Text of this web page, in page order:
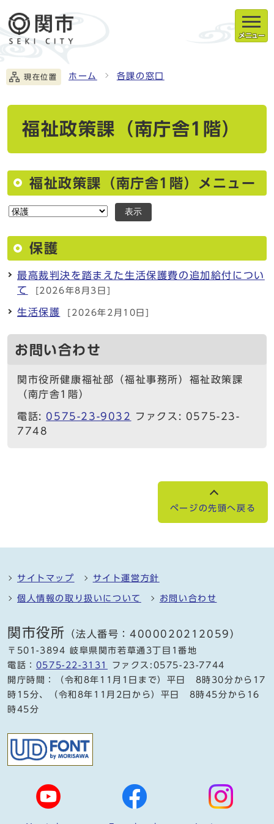
メニュー
現在位置 ホーム 各課の窓口
福祉政策課（南庁舎1階）
福祉政策課（南庁舎1階）メニュー
表示
保護
最高裁判決を踏まえた生活保護費の追加給付につい
て
[2026年8月3日]
生活保護 [2026年2月10日]
お問い合わせ
関市役所健康福祉部（福祉事務所）福祉政策課
（南庁舎1階）
電話: 0575-23-9032
ファクス: 0575-23-
7748
ページの先頭へ戻る
サイトマップ サイト運営方針
個人情報の取り扱いについて お問い合わせ
関市役所 （法人番号：4000020212059）
〒501-3894 岐阜県関市若草通3丁目1番地
電話： 0575-22-3131
ファクス:0575-23-7744
開庁時間：（令和8年11月1日まで）平日 8時30分から17
時15分、（令和8年11月2日から）平日 8時45分から16
時45分